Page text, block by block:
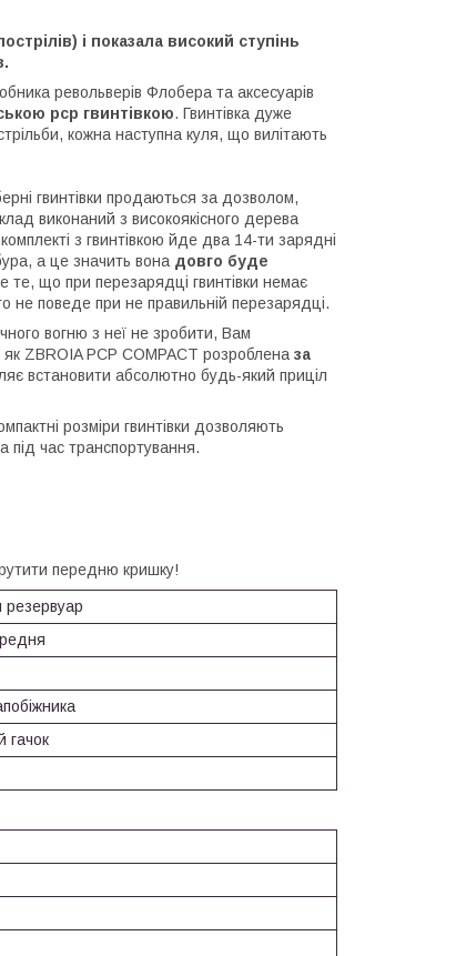
і показала високий ступінь
револьверів Флобера та аксесуарів
pcp гвинтівкою. Гвинтівка дуже
кожна наступна куля, що вилітають
гвинтівки продаються за дозволом,
виконаний з високоякісного дерева
з гвинтівкою йде два 14-ти зарядні
а це значить вона довго буде
те, що при перезарядці гвинтівки немає
не поведе при не правильній перезарядці.
вогню з неї не зробити, Вам
як ZBROIA PCP COMPACT розроблена за
встановити абсолютно будь-який приціл
розміри гвинтівки дозволяють
під час транспортування.
передню кришку!
резервуар
гачок